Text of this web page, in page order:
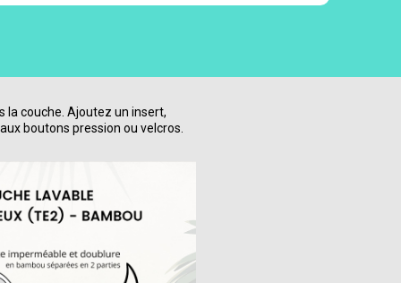
la couche. Ajoutez un insert,
boutons pression ou velcros.